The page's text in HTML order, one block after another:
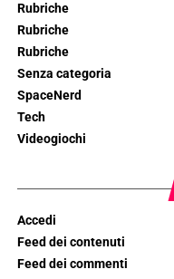
Rubriche
Rubriche
Rubriche
Senza categoria
SpaceNerd
Tech
Videogiochi
Accedi
Feed dei contenuti
Feed dei commenti